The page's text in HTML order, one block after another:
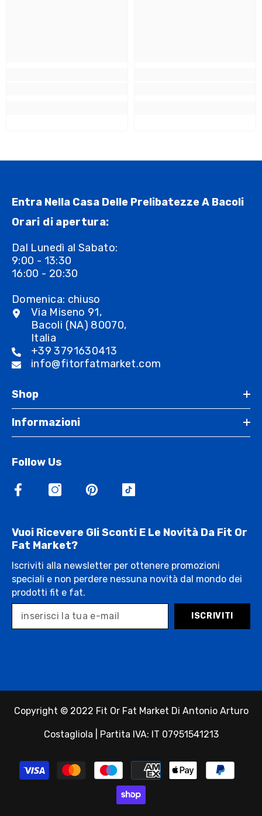
Entra Nella Casa Delle Prelibatezze A Bacoli
Orari di apertura:
Dal Lunedì al Sabato:
9:00 - 13:30
16:00 - 20:30
Domenica: chiuso
Via Miseno 91,
Bacoli (NA) 80070,
Italia
+39 3791630413
info@fitorfatmarket.com
Shop
Informazioni
Follow Us
Vuoi Ricevere Gli Sconti E Le Novità Da Fit Or
Fat Market?
Iscriviti alla newsletter per ottenere promozioni
speciali e non perdere nessuna novità dal mondo dei
prodotti fit e fat.
ISCRIVITI
Copyright © 2022 Fit Or Fat Market Di Antonio Arturo
Costagliola | Partita IVA: IT 07951541213
Payment
methods